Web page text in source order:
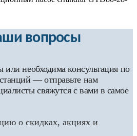
вопросы
или необходима консультация по
— отправьте нам
свяжутся с вами в самое
о скидках, акциях и